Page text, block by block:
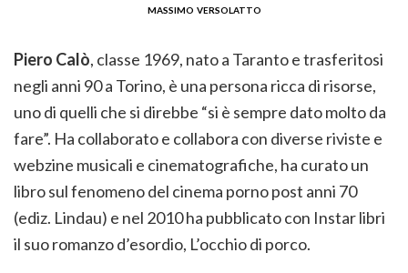
massimo versolatto
Piero Calò, classe 1969, nato a Taranto e trasferitosi
negli anni 90 a Torino, è una persona ricca di risorse,
uno di quelli che si direbbe “si è sempre dato molto da
fare”. Ha collaborato e collabora con diverse riviste e
webzine musicali e cinematografiche, ha curato un
libro sul fenomeno del cinema porno post anni 70
(ediz. Lindau) e nel 2010 ha pubblicato con Instar libri
il suo romanzo d’esordio, L’occhio di porco.